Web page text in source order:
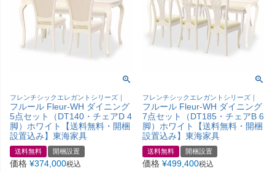
フレンチシックエレガントシリーズ｜
フルール Fleur-WH ダイニング
5点セット（DT140・チェアD 4
脚）ホワイト【送料無料・開梱
設置込み】東海家具
送料無料 開梱設置
価格 ¥374,000税込
フレンチシックエレガントシリーズ｜
フルール Fleur-WH ダイニング
7点セット（DT185・チェアB 6
脚）ホワイト【送料無料・開梱
設置込み】東海家具
送料無料 開梱設置
価格 ¥499,400税込